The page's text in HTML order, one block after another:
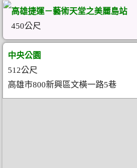
高雄捷運－藝術天堂之美麗島站
450公尺
中央公園
512公尺
高雄市800新興區文橫一路5巷